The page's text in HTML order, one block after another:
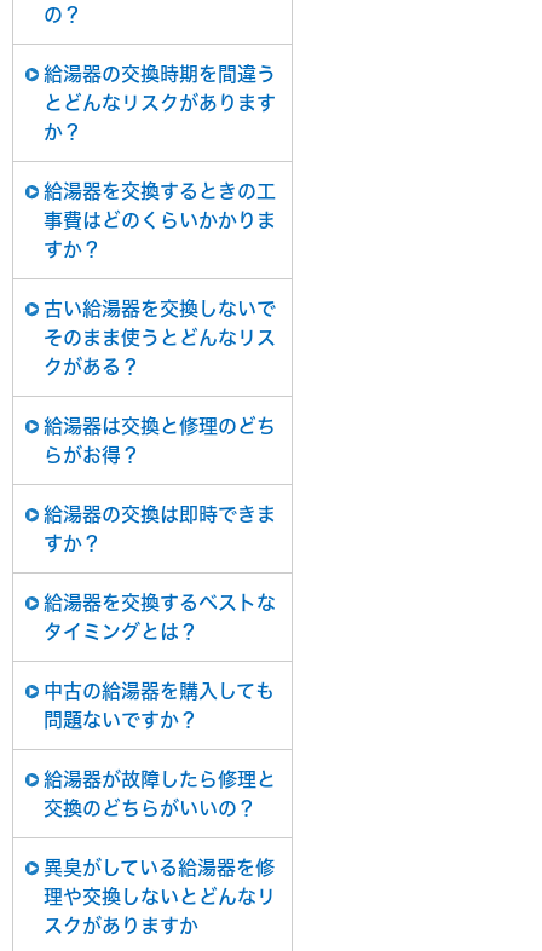
の？
給湯器の交換時期を間違う
とどんなリスクがあります
か？
給湯器を交換するときの工
事費はどのくらいかかりま
すか？
古い給湯器を交換しないで
そのまま使うとどんなリス
クがある？
給湯器は交換と修理のどち
らがお得？
給湯器の交換は即時できま
すか？
給湯器を交換するベストな
タイミングとは？
中古の給湯器を購入しても
問題ないですか？
給湯器が故障したら修理と
交換のどちらがいいの？
異臭がしている給湯器を修
理や交換しないとどんなリ
スクがありますか